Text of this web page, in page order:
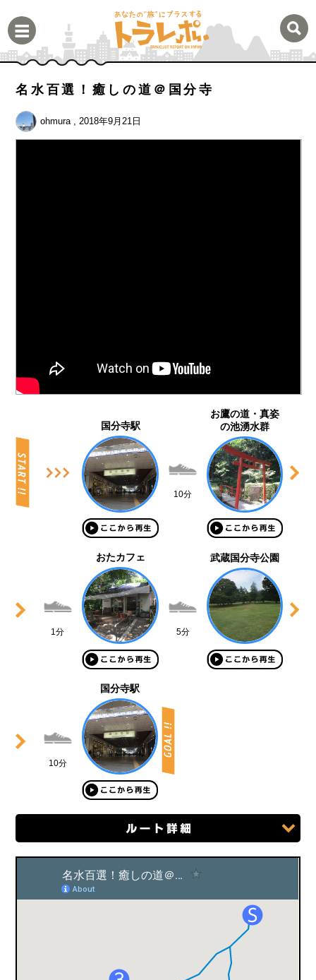
名水百選！癒しの道＠国分寺
ohmura, 2018年9月21日
国分寺駅
10分
お鷹の道・真姿
の池湧水群
1分
おたカフェ
5分
武蔵国分寺公園
10分
国分寺駅